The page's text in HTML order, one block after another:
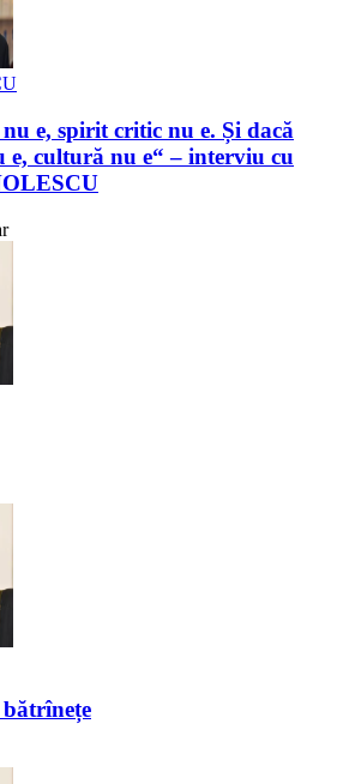
nu e, spirit critic nu e. Și dacă
e, cultură nu e“ – interviu cu